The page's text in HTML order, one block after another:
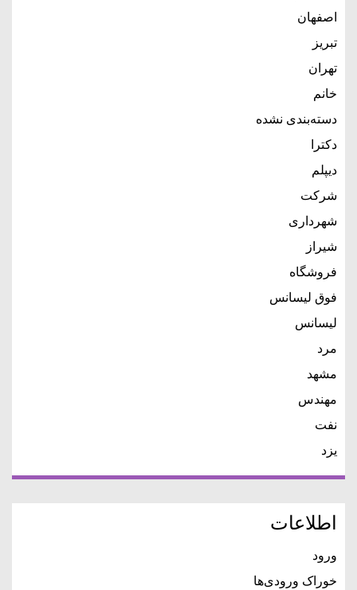
اصفهان
تبریز
تهران
خانم
دسته‌بندی نشده
دکترا
دیپلم
شرکت
شهرداری
شیراز
فروشگاه
فوق لیسانس
لیسانس
مرد
مشهد
مهندس
نفت
یزد
اطلاعات
ورود
خوراک ورودی‌ها